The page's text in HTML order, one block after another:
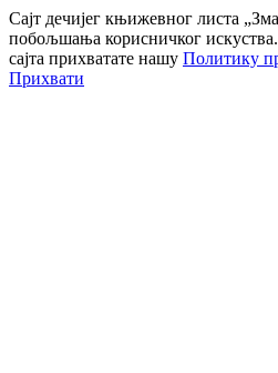
Сајт дечијег књижевног листа
побољшања корисничког
сајта прихватате нашу Политику
Прихвати